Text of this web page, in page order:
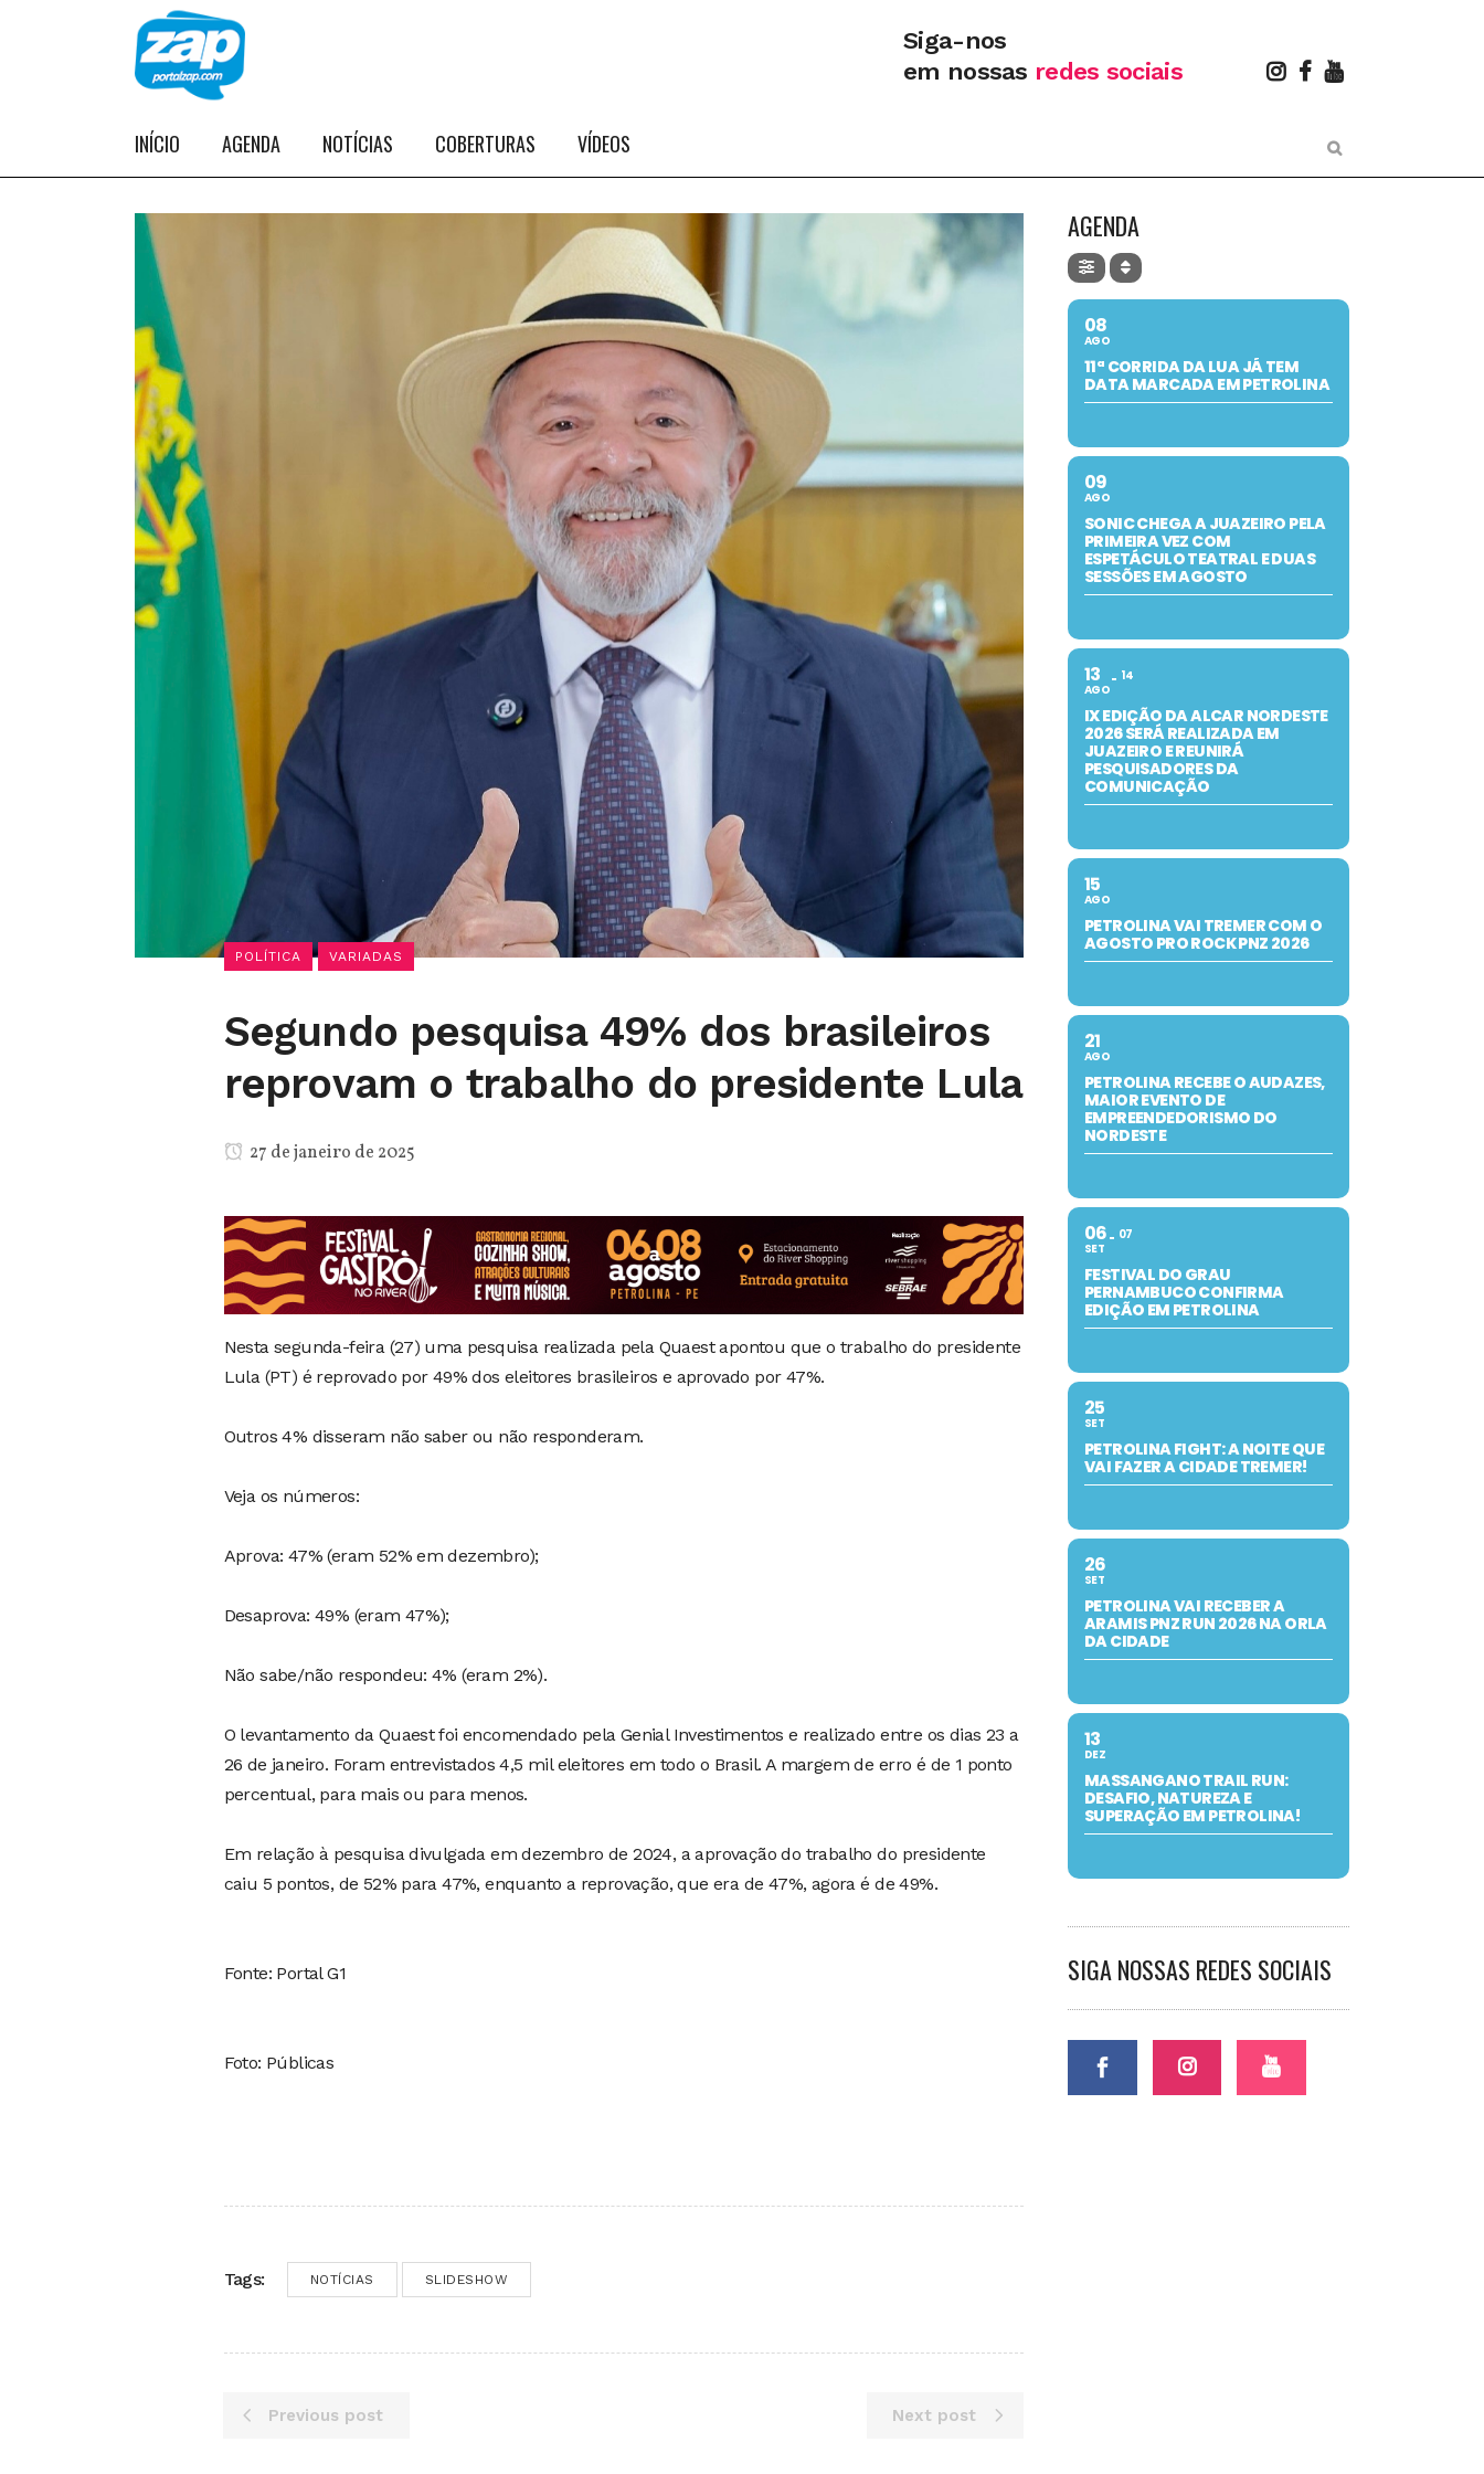
Siga-nos
em nossas redes sociais
INÍCIO AGENDA NOTÍCIAS COBERTURAS VÍDEOS
POLÍTICA VARIADAS
Segundo pesquisa 49% dos brasileiros
reprovam o trabalho do presidente Lula
27 de janeiro de 2025
Nesta segunda-feira (27) uma pesquisa realizada pela Quaest apontou que o trabalho do presidente
Lula (PT) é reprovado por 49% dos eleitores brasileiros e aprovado por 47%.
Outros 4% disseram não saber ou não responderam.
Veja os números:
Aprova: 47% (eram 52% em dezembro);
Desaprova: 49% (eram 47%);
Não sabe/não respondeu: 4% (eram 2%).
O levantamento da Quaest foi encomendado pela Genial Investimentos e realizado entre os dias 23 a
26 de janeiro. Foram entrevistados 4,5 mil eleitores em todo o Brasil. A margem de erro é de 1 ponto
percentual, para mais ou para menos.
Em relação à pesquisa divulgada em dezembro de 2024, a aprovação do trabalho do presidente
caiu 5 pontos, de 52% para 47%, enquanto a reprovação, que era de 47%, agora é de 49%.
Fonte: Portal G1
Foto: Públicas
Tags: NOTÍCIAS SLIDESHOW
Previous post Next post
AGENDA
08
AGO
11ª CORRIDA DA LUA JÁ TEM
DATA MARCADA EM PETROLINA
09
AGO
SONIC CHEGA A JUAZEIRO PELA
PRIMEIRA VEZ COM
ESPETÁCULO TEATRAL E DUAS
SESSÕES EM AGOSTO
13
AGO
14
IX EDIÇÃO DA ALCAR NORDESTE
2026 SERÁ REALIZADA EM
JUAZEIRO E REUNIRÁ
PESQUISADORES DA
COMUNICAÇÃO
15
AGO
PETROLINA VAI TREMER COM O
AGOSTO PRO ROCK PNZ 2026
21
AGO
PETROLINA RECEBE O AUDAZES,
MAIOR EVENTO DE
EMPREENDEDORISMO DO
NORDESTE
06
SET
07
FESTIVAL DO GRAU
PERNAMBUCO CONFIRMA
EDIÇÃO EM PETROLINA
25
SET
PETROLINA FIGHT: A NOITE QUE
VAI FAZER A CIDADE TREMER!
26
SET
PETROLINA VAI RECEBER A
ARAMIS PNZ RUN 2026 NA ORLA
DA CIDADE
13
DEZ
MASSANGANO TRAIL RUN:
DESAFIO, NATUREZA E
SUPERAÇÃO EM PETROLINA!
SIGA NOSSAS REDES SOCIAIS